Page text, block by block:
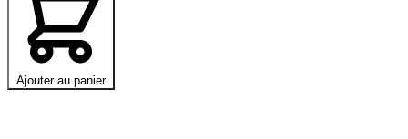
Ajouter au panier